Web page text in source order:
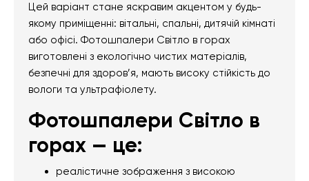
Цей варіант стане яскравим акцентом у будь-
якому приміщенні: вітальні, спальні, дитячій кімнаті
або офісі. Фотошпалери Світло в горах
виготовлені з екологічно чистих матеріалів,
безпечні для здоров’я, мають високу стійкість до
вологи та ультрафіолету.
Фотошпалери Світло в
горах — це:
реалістичне зображення з високою